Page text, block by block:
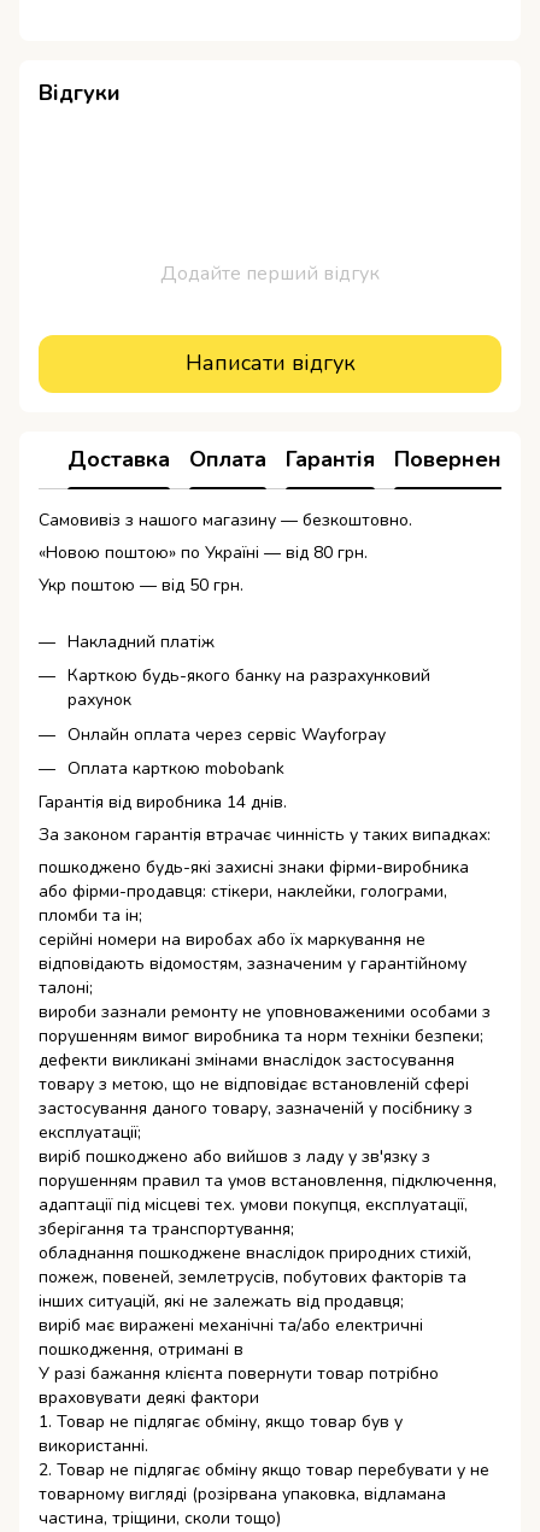
Відгуки
Додайте перший відгук
Написати відгук
Доставка Оплата Гарантія Повернення
Самовивіз з нашого магазину — безкоштовно.
«Новою поштою» по Україні — від 80 грн.
Укр поштою — від 50 грн.
Накладний платіж
Карткою будь-якого банку на разрахунковий
рахунок
Онлайн оплата через сервіс Wayforpay
Оплата карткою mobobank
Гарантія від виробника 14 днів.
За законом гарантія втрачає чинність у таких випадках:
пошкоджено будь-які захисні знаки фірми-виробника
або фірми-продавця: стікери, наклейки, голограми,
пломби та ін;
серійні номери на виробах або їх маркування не
відповідають відомостям, зазначеним у гарантійному
талоні;
вироби зазнали ремонту не уповноваженими особами з
порушенням вимог виробника та норм техніки безпеки;
дефекти викликані змінами внаслідок застосування
товару з метою, що не відповідає встановленій сфері
застосування даного товару, зазначеній у посібнику з
експлуатації;
виріб пошкоджено або вийшов з ладу у зв'язку з
порушенням правил та умов встановлення, підключення,
адаптації під місцеві тех. умови покупця, експлуатації,
зберігання та транспортування;
обладнання пошкоджене внаслідок природних стихій,
пожеж, повеней, землетрусів, побутових факторів та
інших ситуацій, які не залежать від продавця;
виріб має виражені механічні та/або електричні
пошкодження, отримані в
У разі бажання клієнта повернути товар потрібно
враховувати деякі фактори
1. Товар не підлягає обміну, якщо товар був у
використанні.
2. Товар не підлягає обміну якщо товар перебувати у не
товарному вигляді (розірвана упаковка, відламана
частина, тріщини, сколи тощо)